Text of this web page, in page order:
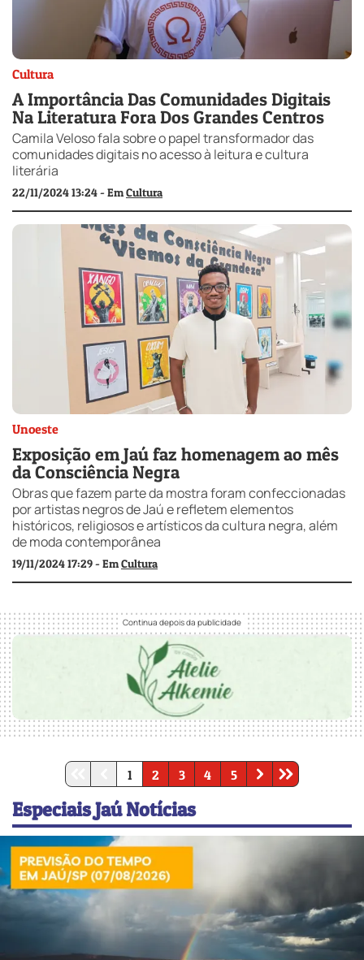
Cultura
A Importância Das Comunidades Digitais
Na Literatura Fora Dos Grandes Centros
Camila Veloso fala sobre o papel transformador das
comunidades digitais no acesso à leitura e cultura
literária
22/11/2024 13:24 - EmCultura
Unoeste
Exposição em Jaú faz homenagem ao mês
da Consciência Negra
Obras que fazem parte da mostra foram confeccionadas
por artistas negros de Jaú e refletem elementos
históricos, religiosos e artísticos da cultura negra, além
de moda contemporânea
19/11/2024 17:29 - EmCultura
1 2 3 4 5
Especiais Jaú Notícias